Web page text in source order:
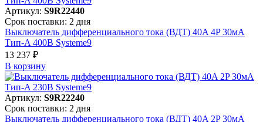
Артикул: S9R22440
Срок поставки: 2 дня
Выключатель дифференциального тока (ВДТ) 40A 4P 30мА
Тип-A 400В Systeme9
13 237 ₽
В корзинy
Артикул: S9R22240
Срок поставки: 2 дня
Выключатель дифференциального тока (ВДТ) 40A 2P 30мА